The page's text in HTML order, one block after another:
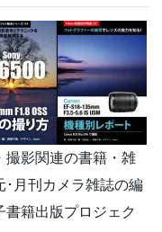
撮影関連の書籍・雑
･月刊カメラ雑誌の編
籍出版プロジェク